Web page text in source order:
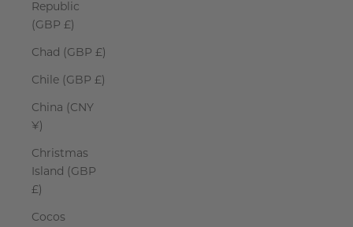
Republic
(GBP £)
Chad (GBP £)
Chile (GBP £)
China (CNY
¥)
Christmas
Island (GBP
£)
Cocos